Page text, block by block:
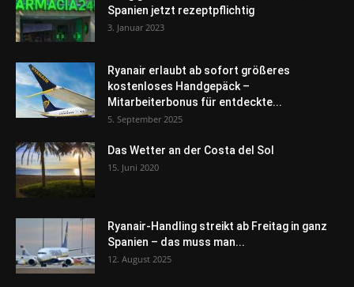
Spanien jetzt rezeptpflichtig
3. Januar 2023
Ryanair erlaubt ab sofort größeres
kostenloses Handgepäck –
Mitarbeiterbonus für entdeckte...
5. September 2025
Das Wetter an der Costa del Sol
15. Juni 2020
Ryanair-Handling streikt ab Freitag in ganz
Spanien – das muss man...
12. August 2025